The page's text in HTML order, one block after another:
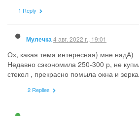
1 Reply
Мулечка4 авг. 2022 г., 19:01
Ох, какая тема интересная) мне надА)
Недавно сэкономила 250-300 р, не
стекол , прекрасно помыла окна и
2 Replies